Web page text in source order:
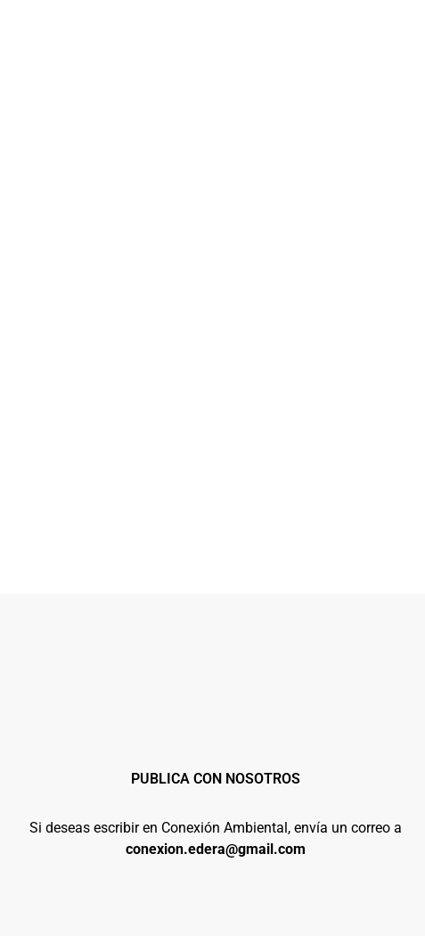
PUBLICA CON NOSOTROS
Si deseas escribir en Conexión Ambiental, envía un correo a
conexion.edera@gmail.com